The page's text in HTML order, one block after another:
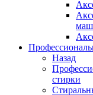
Назад
стирки